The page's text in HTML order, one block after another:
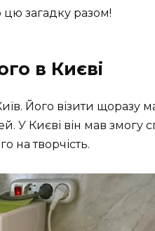
цю загадку разом!
в Києві
Його візити щоразу
У Києві він мав змогу
на творчість.